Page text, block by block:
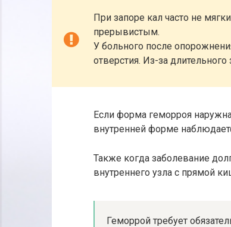
При запоре кал часто не
прерывистым.
У больного после
отверстия. Из-за
Если форма геморроя
внутренней форме
Также когда заболевание
внутреннего узла с прямой
Геморрой требует